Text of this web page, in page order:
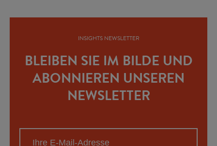
INSIGHTS NEWSLETTER
BLEIBEN SIE IM BILDE UND
ABONNIEREN UNSEREN
NEWSLETTER